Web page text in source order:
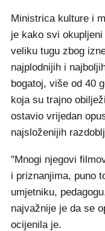
Ministrica kulture i
je kako svi
veliku tugu zbog
najplodnijih i
bogatoj, više od 40
koja su trajno
ostavio vrijedan
najsloženijih
"Mnogi njegovi
i priznanjima, puno
umjetniku,
najvažnije je da se
ocijenila je.